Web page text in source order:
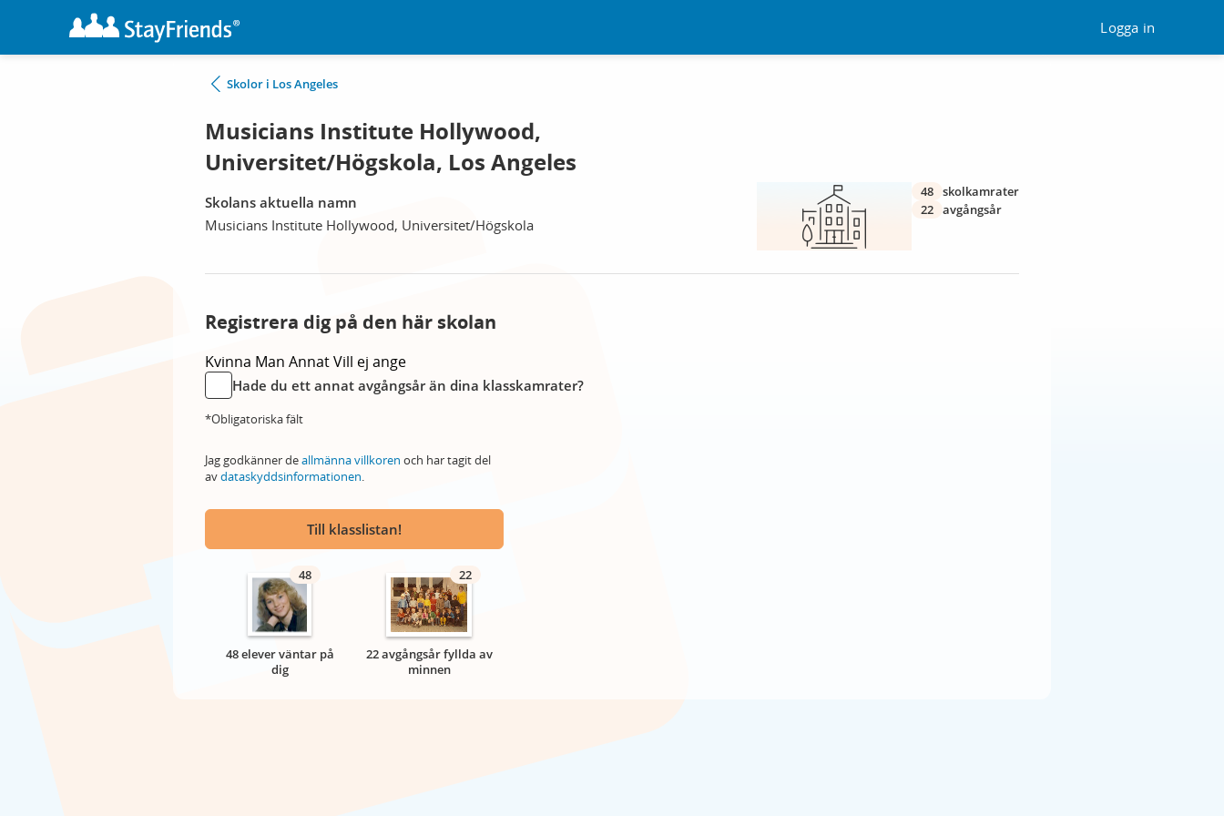
Logga in
Skolor i Los Angeles
Musicians Institute Hollywood,
Universitet/Högskola, Los Angeles
Skolans aktuella namn
Musicians Institute Hollywood, Universitet/Högskola
48 skolkamrater
22 avgångsår
Registrera dig på den här skolan
Kvinna Man AnnatVill ej ange
Hade du ett annat avgångsår än dina klasskamrater?
*Obligatoriska fält
Jag godkänner deallmänna villkoren och har tagit del
avdataskyddsinformationen.
Till klasslistan!
48
48 elever väntar på
dig
22
22 avgångsår fyllda av
minnen